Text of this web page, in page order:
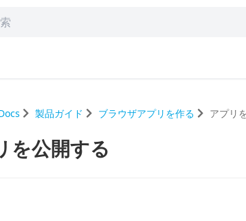
製品ガイド ブラウザアプリを作る アプリ
を公開する